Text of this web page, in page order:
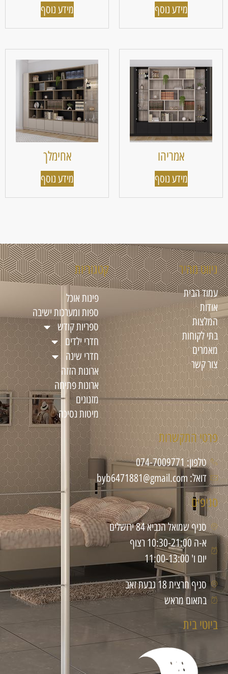
מידע נוסף מידע נוסף
אמריהו
מידע נוסף
אחימלך
מידע נוסף
ניווט מהיר
עמוד הבית
אודות
המלצות
בתי לקוחות
מאמרים
צור קשר
קטגוריות
פינות אוכל
ספות ומערכות ישיבה
ספריות קודש
חדרי ילדים
חדרי שינה
ארונות הזזה
ארונות פתיחה
מזנונים
מיטות נסיכה
פרטי התקשרות
טלפון: 074-7009771
דואל: byb6471881@gmail.com
סניפים
סניף שמואל הנביא 84 ירושלים
א-ה 10:30-21:00 רצוף
יום ו' 11:00-13:00
סניף חרצית 18 גבעת זאב
בתאום מראש
ביוטי בית